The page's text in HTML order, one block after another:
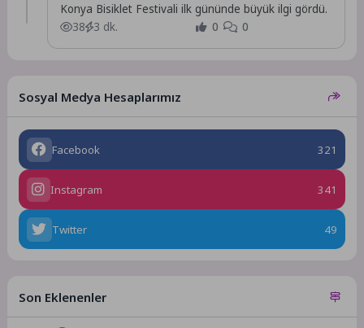
Konya Bisiklet Festivali ilk gününde büyük ilgi gördü.
38
3 dk. 0 0
Sosyal Medya Hesaplarımız
Facebook 321
Instagram 341
Twitter 49
Son Eklenenler